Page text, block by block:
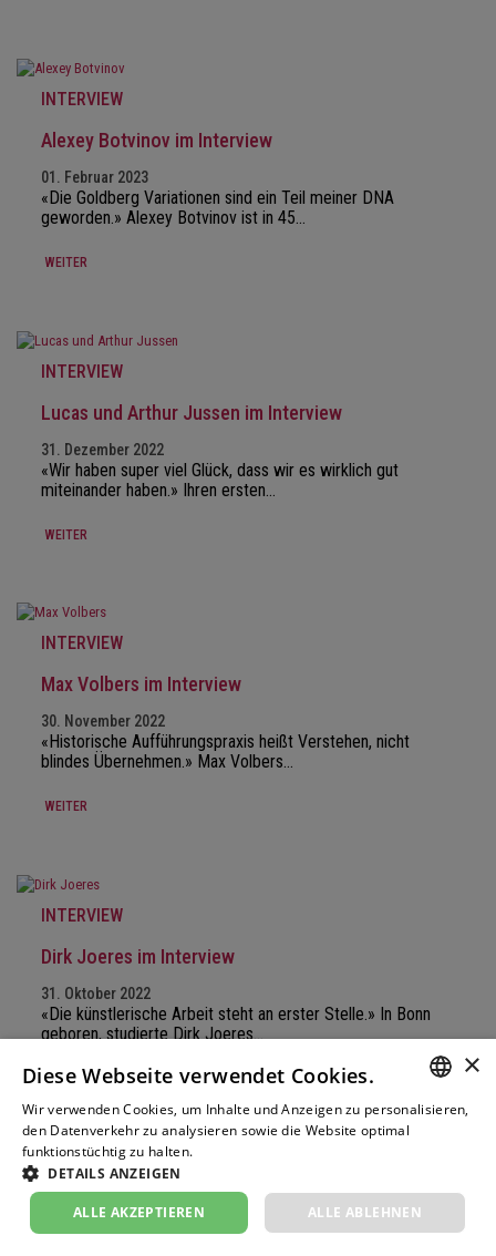
INTERVIEW
Alexey Botvinov im Interview
01. Februar 2023
«Die Goldberg Variationen sind ein Teil meiner DNA
geworden.» Alexey Botvinov ist in 45…
WEITER
INTERVIEW
Lucas und Arthur Jussen im Interview
31. Dezember 2022
«Wir haben super viel Glück, dass wir es wirklich gut
miteinander haben.» Ihren ersten…
WEITER
INTERVIEW
Max Volbers im Interview
30. November 2022
«Historische Aufführungspraxis heißt Verstehen, nicht
blindes Übernehmen.» Max Volbers…
WEITER
INTERVIEW
Dirk Joeres im Interview
31. Oktober 2022
«Die künstlerische Arbeit steht an erster Stelle.» In Bonn
geboren, studierte Dirk Joeres…
WEITER
INTERVIEW
Beatrice Rana im Interview
×
Diese Webseite verwendet Cookies.
Wir verwenden Cookies, um Inhalte und Anzeigen zu personalisieren,
den Datenverkehr zu analysieren sowie die Website optimal
funktionstüchtig zu halten.
DETAILS ANZEIGEN
ALLE AKZEPTIEREN ALLE ABLEHNEN